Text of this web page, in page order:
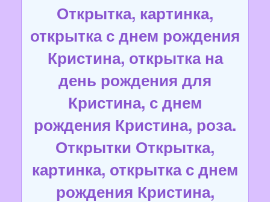
Открытка, картинка,
открытка с днем рождения
Кристина, открытка на
день рождения для
Кристина, с днем
рождения Кристина, роза.
Открытки Открытка,
картинка, открытка с днем
рождения Кристина,